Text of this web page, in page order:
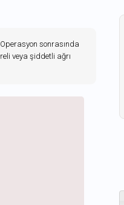
sonrasında
veya şiddetli ağrı